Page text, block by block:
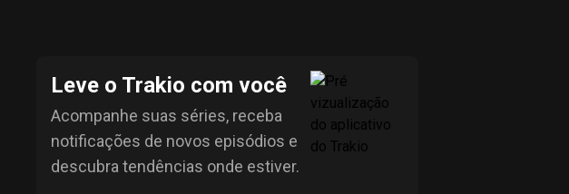
Leve o Trakio com você
Acompanhe suas séries, receba
notificações de novos episódios e
descubra tendências onde estiver.